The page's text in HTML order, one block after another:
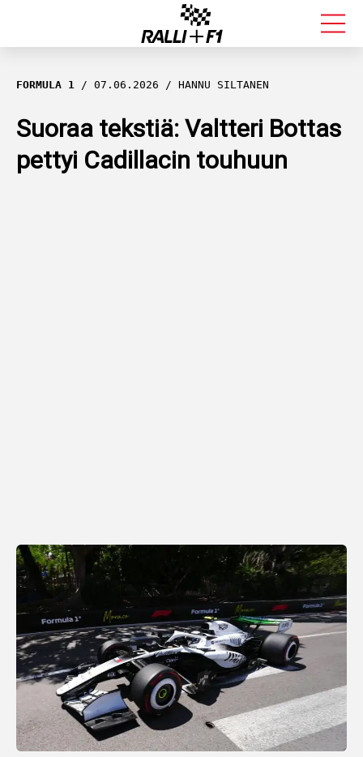
FORMULA 1
RALLI
KALLE ROVANPERÄ
FORMULA 1 07.06.2026 HANNU SILTANEN
Suoraa tekstiä: Valtteri Bottas
pettyi Cadillacin touhuun